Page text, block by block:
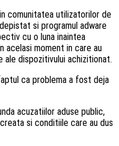
comunitatea utilizatorilor de
si programul adware
cu o luna inaintea
acelasi moment in care au
dispozitivului achizitionat.
ca problema a fost deja
acuzatiilor aduse public,
si conditiile care au dus